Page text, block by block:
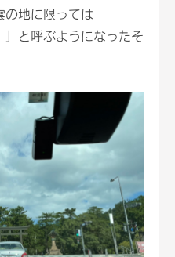
の地に限っては
」と呼ぶようになったそ